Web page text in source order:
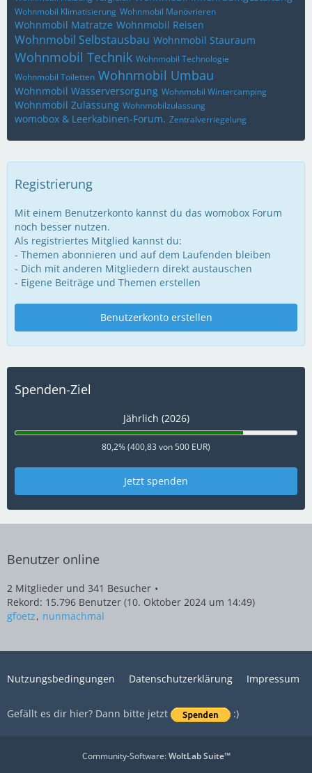
Wohnmobil Klimatisierung Wohnmobil Manövrieren
Wohnmobil Matratze Wohnmobil Reisen
Wohnmobil Selbstausbau Wohnmobil Stauraum
Wohnmobil Technik Wohnmobil Technologie
Wohnmobil Toiletten Wohnmobil Umbau
Wohnmobil Wasserversorgung Wohnmobil Wintercamping
Wohnmobil Zulassung Wohnmobilzulassung
womobox & Leerkabinen-Forum. Zentralverriegelung
Registrierung
Mit einem Benutzerkonto kannst du das womobox Forum
noch besser nutzen.
Als registriertes Mitglied kannst du:
- Themen abonnieren und auf dem Laufenden bleiben
- Dich mit anderen Mitgliedern direkt austauschen
- Eigene Beiträge und Themen erstellen
Benutzerkonto erstellen
Spenden-Ziel
Jährlich (2026)
80,2% (400,83 von 500 EUR)
Jetzt spenden
Benutzer online
2 Mitglieder und 341 Besucher
Rekord: 15.796 Benutzer (10. Oktober 2024 um 14:49)
gfoetz
nunmachmal
Nutzungsbedingungen Datenschutzerklärung Impressum
Gefällt es dir hier? Dann bitte jetzt :)
Community-Software:WoltLab Suite™